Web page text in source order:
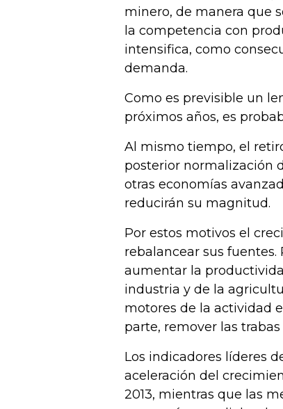
minero, de manera que
la competencia con
intensifica, como
demanda.
Como es previsible un
próximos años, es
Al mismo tiempo, el
posterior normalización
otras economías
reducirán su magnitud.
Por estos motivos el
rebalancear sus fuentes.
aumentar la
industria y de la
motores de la actividad
parte, remover las
Los indicadores líderes
aceleración del
2013, mientras que las